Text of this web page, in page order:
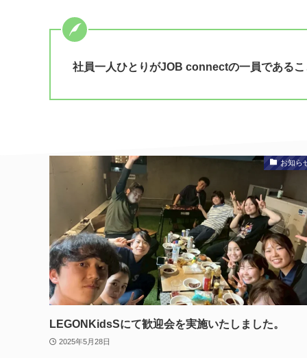
社員一人ひとりがJOB connectの一員である
お知ら
LEGONKidsSにて歓迎会を実施いたしました。
2025年5月28日